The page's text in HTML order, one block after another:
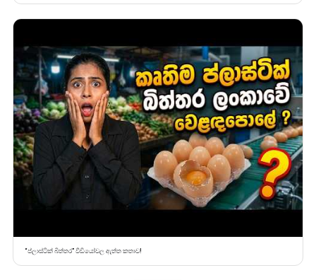
“ප්ලාස්ටික් බිත්තර” වීඩියෝවල ඇත්ත කතාව!